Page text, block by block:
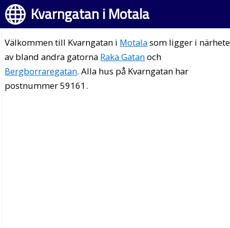
Kvarngatan i Motala
Välkommen till Kvarngatan i Motalasom ligger i
av bland andra gatorna Raka Gatanoch
Bergborraregatan. Alla hus på Kvarngatan har
postnummer 59161.